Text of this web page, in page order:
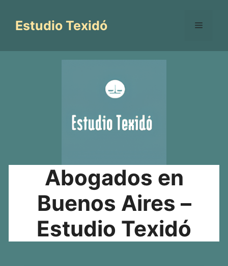
contenido
Estudio Texidó Menú
Abogados en
Buenos Aires –
Estudio Texidó